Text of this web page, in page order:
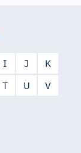
I J
K
T U
V